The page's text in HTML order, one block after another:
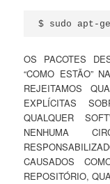
$ sudo apt-
OS PACOTES
“COMO ESTÃO”
REJEITAMOS
EXPLÍCITAS
QUALQUER
NENHUMA
CAUSADOS
REPOSITÓRIO,